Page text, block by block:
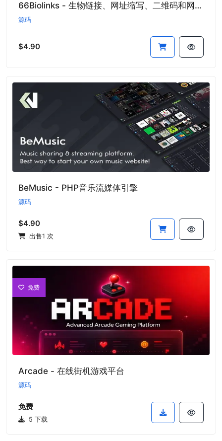
66Biolinks - 生物链接、网址缩写、二维码和网络工具(SAAS)
源码
$4.90
BeMusic - PHP音乐流媒体引擎
源码
$4.90
出售1 次
免费
Arcade - 在线街机游戏平台
源码
免费
5 下载